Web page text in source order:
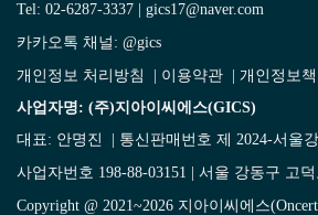
Tel: 02-6287-3337 | gics17@naver.com
카카오톡 채널: @gics
개인정보 처리방침
이용약관 | 개인정보
사업자명: (주)지아이씨에스(GICS)
대표: 안명진 | 통신판매번호 제 2024-서울
사업자번호 198-88-03151 | 서울 강동구 고덕
Copyright @ 2021~2026 지아이씨에스